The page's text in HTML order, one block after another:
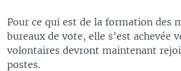
Pour ce qui est de la formation des
bureaux de vote, elle s’est achevée
volontaires devront maintenant
postes.